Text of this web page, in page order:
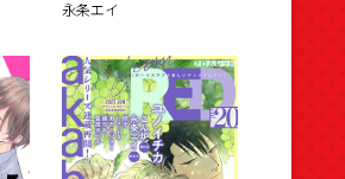
永条エイ